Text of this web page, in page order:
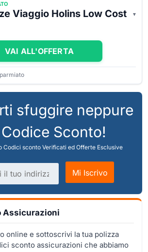
Viaggio Holins Low Cost
VAI ALL'OFFERTA
sfuggire neppure
Sconto!
Codici sconto Verificati ed Offerte Esclusive
Mi Iscrivo
Assicurazioni
online e sottoscrivi la tua polizza
sconto assicurazioni che abbiamo